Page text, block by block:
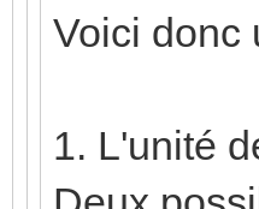
Voici donc
1. L'unité